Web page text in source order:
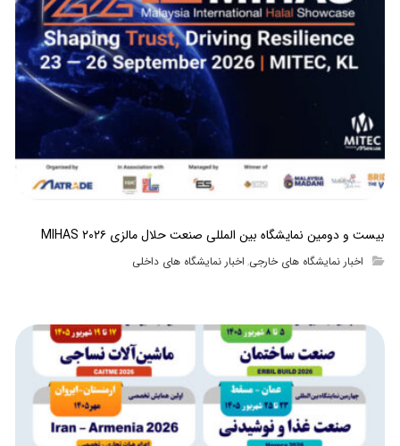
بیست و دومین نمایشگاه بین المللی صنعت حلال مالزی MIHAS ۲۰۲۶
اخبار نمایشگاه های خارجی, اخبار نمایشگاه های داخلی